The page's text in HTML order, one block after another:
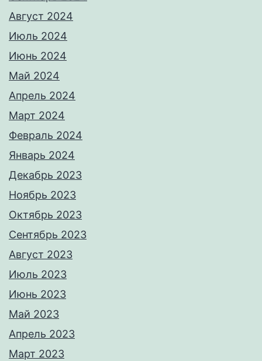
Август 2024
Июль 2024
Июнь 2024
Май 2024
Апрель 2024
Март 2024
Февраль 2024
Январь 2024
Декабрь 2023
Ноябрь 2023
Октябрь 2023
Сентябрь 2023
Август 2023
Июль 2023
Июнь 2023
Май 2023
Апрель 2023
Март 2023